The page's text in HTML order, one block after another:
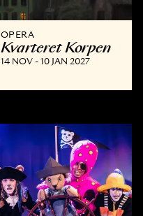
OPERA
Kvarteret Korpen
14 NOV - 10 JAN 2027